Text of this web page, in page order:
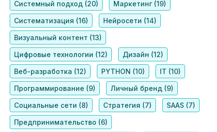
Системный подход (20) Маркетинг (19)
Систематизация (16) Нейросети (14)
Визуальный контент (13)
Цифровые технологии (12) Дизайн (12)
Веб-разработка (12) PYTHON (10) IT (10)
Программирование (9) Личный бренд (9)
Социальные сети (8) Стратегия (7) SAAS (7)
Предпринимательство (6)